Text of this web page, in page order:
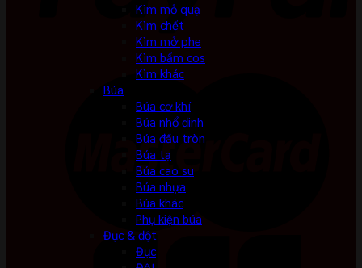
Kìm mỏ quạ
Kìm chết
Kìm mở phe
Kìm bấm cos
Kìm khác
Búa
Búa cơ khí
Búa nhổ đinh
Búa đầu tròn
Búa tạ
Búa cao su
Búa nhựa
Búa khác
Phụ kiện búa
Đục & đột
Đục